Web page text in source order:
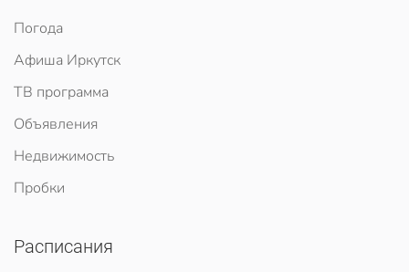
Погода
Афиша Иркутск
ТВ программа
Объявления
Недвижимость
Пробки
Расписания